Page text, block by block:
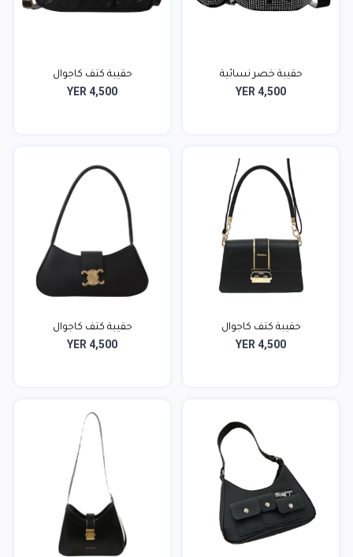
حقيبة خصر نسائية
YER 4,500
حقيبة كتف كاجوال
YER 4,500
حقيبة كتف كاجوال
YER 4,500
حقيبة كتف كاجوال
YER 4,500